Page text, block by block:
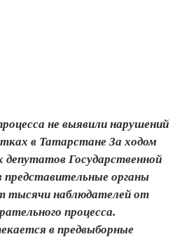
не выявили нарушений
в Татарстане За ходом
депутатов Государственной
органы
тысячи наблюдателей от
процесса.
в предвыборные